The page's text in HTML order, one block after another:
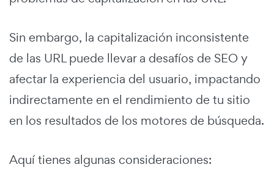
Sin embargo, la capitalización inconsistente
de las URL puede llevar a desafíos de SEO y
afectar la experiencia del usuario, impactando
indirectamente en el rendimiento de tu sitio
en los resultados de los motores de búsqueda.
Aquí tienes algunas consideraciones: